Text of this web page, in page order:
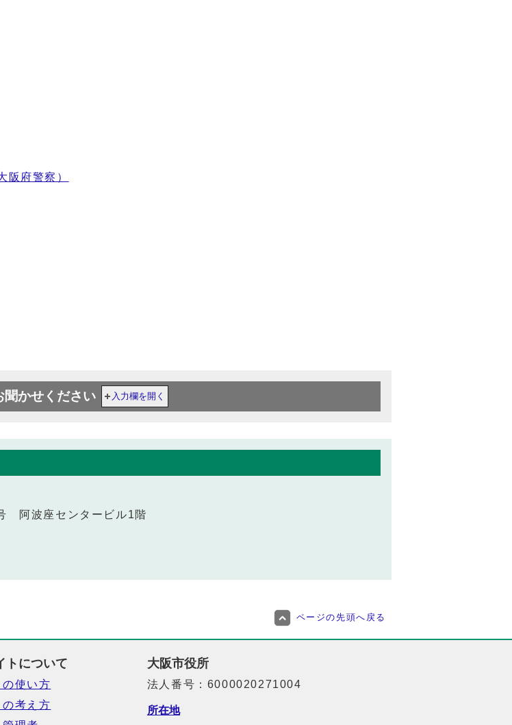
府警察）
聞かせください 入力欄を開く
阿波座センタービル1階
ページの先頭へ戻る
トについて
使い方
考え方
大阪市役所
法人番号：6000020271004
所在地